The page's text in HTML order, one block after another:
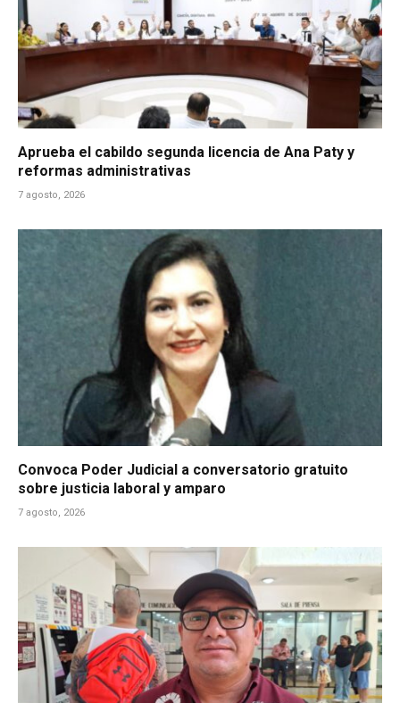
Aprueba el cabildo segunda licencia de Ana Paty y
reformas administrativas
7 agosto, 2026
Convoca Poder Judicial a conversatorio gratuito
sobre justicia laboral y amparo
7 agosto, 2026